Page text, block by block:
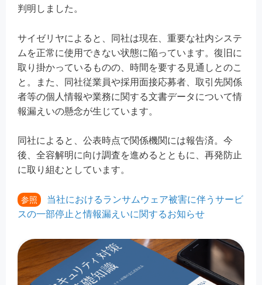
判明しました。
サイゼリヤによると、同社は現在、重要な社内システ
ムを正常に使用できない状態に陥っています。復旧に
取り掛かっているものの、時間を要する見通しとのこ
と。また、同社従業員や採用面接応募者、取引先関係
者等の個人情報や業務に関する文書データについて情
報漏えいの懸念が生じています。
同社によると、公表時点で関係機関には報告済。今
後、全容解明に向け調査を進めるとともに、再発防止
に取り組むとしています。
参照
当社におけるランサムウェア被害に伴うサービ
スの一部停止と情報漏えいに関するお知らせ